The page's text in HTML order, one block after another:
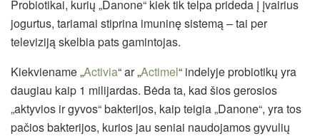
Probiotikai, kurių „Danone“ kiek tik telpa prideda į įvairius
jogurtus, tariamai stiprina imuninę sistemą – tai per
televiziją skelbia pats gamintojas.
Kiekviename „Activia“ ar „Actimel“ indelyje probiotikų yra
daugiau kaip 1 milijardas. Bėda ta, kad šios gerosios
„aktyvios ir gyvos“ bakterijos, kaip teigia „Danone“, yra tos
pačios bakterijos, kurios jau seniai naudojamos gyvulių